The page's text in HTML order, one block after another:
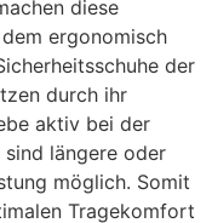
diese
ergonomisch
der
durch ihr
aktiv bei der
sind längere oder
möglich. Somit
Tragekomfort